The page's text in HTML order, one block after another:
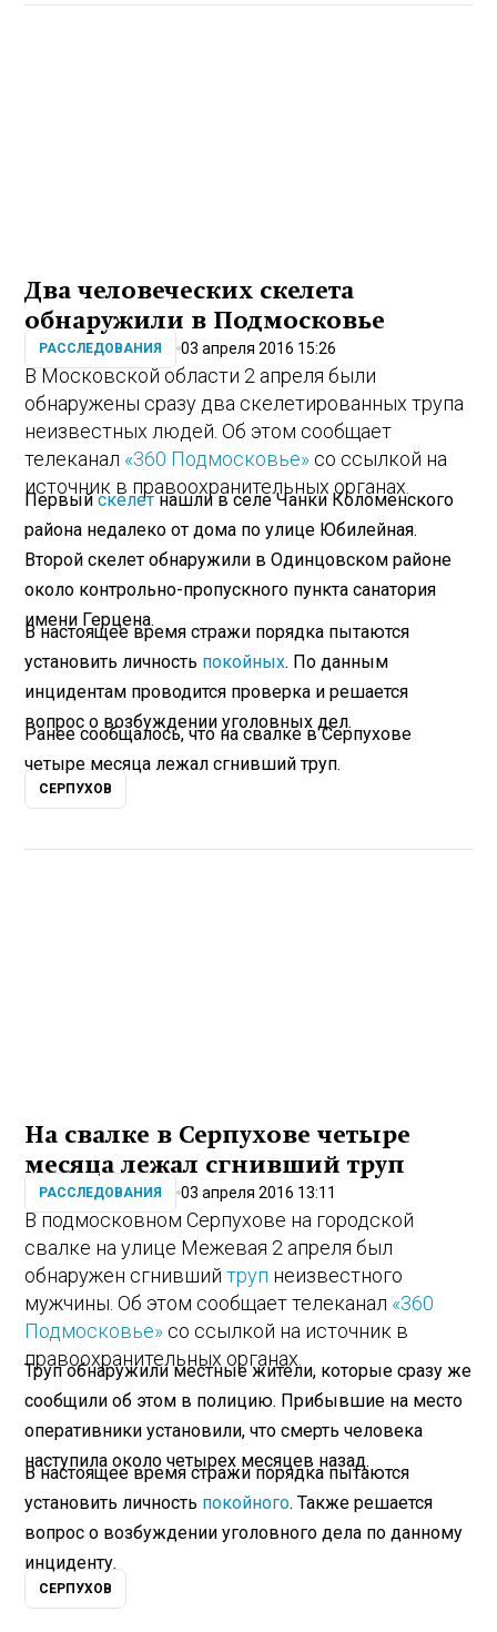
Два человеческих скелета
обнаружили в Подмосковье
РАССЛЕДОВАНИЯ 03 апреля 2016 15:26
В Московской области 2 апреля были
обнаружены сразу два скелетированных трупа
неизвестных людей. Об этом сообщает
телеканал «360 Подмосковье» со ссылкой на
источник в правоохранительных органах.
Первыйскелетнашли в селе Чанки Коломенского
района недалеко от дома по улице Юбилейная.
Второй скелет обнаружили в Одинцовском районе
около контрольно-пропускного пункта санатория
имени Герцена.
В настоящее время стражи порядка пытаются
установить личность покойных. По данным
инцидентам проводится проверка и решается
вопрос о возбуждении уголовных дел.
Ранее сообщалось, что на свалке в Серпухове
четыре месяца лежал сгнивший труп.
СЕРПУХОВ
На свалке в Серпухове четыре
месяца лежал сгнивший труп
РАССЛЕДОВАНИЯ 03 апреля 2016 13:11
В подмосковном Серпухове на городской
свалке на улице Межевая 2 апреля был
обнаружен сгнившийтруп неизвестного
мужчины. Об этом сообщает телеканал «360
Подмосковье» со ссылкой на источник в
правоохранительных органах.
Труп обнаружили местные жители, которые сразу же
сообщили об этом в полицию. Прибывшие на место
оперативники установили, что смерть человека
наступила около четырех месяцев назад.
В настоящее время стражи порядка пытаются
установить личность покойного. Также решается
вопрос о возбуждении уголовного дела по данному
инциденту.
СЕРПУХОВ